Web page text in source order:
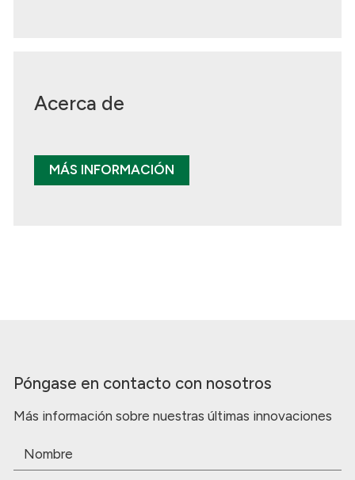
Acerca de
MÁS INFORMACIÓN
Póngase en contacto con nosotros
Más información sobre nuestras últimas innovaciones
Nombre